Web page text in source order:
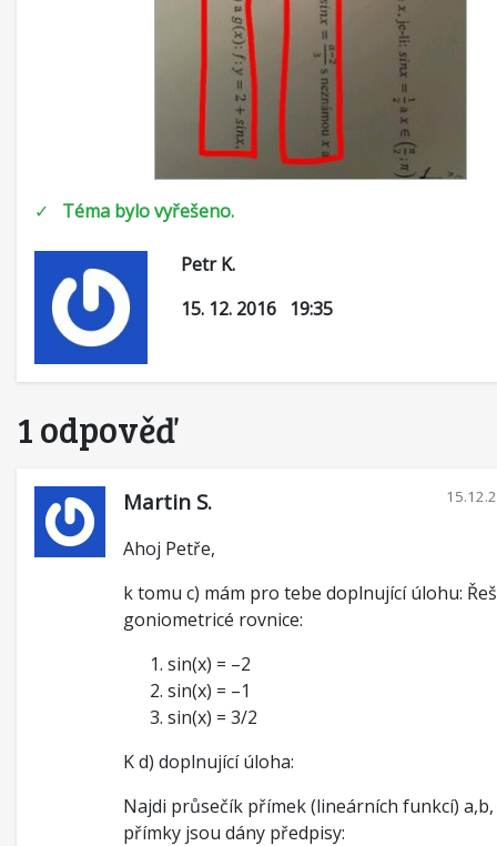
✓ Téma bylo vyřešeno.
Petr K.
15. 12. 2016 19:35
1 odpověď
Martin S.
Ahoj Petře,
k tomu c) mám pro tebe doplnující úlohu:
goniometricé rovnice:
sin(x) = –2
sin(x) = –1
sin(x) = 3/2
K d) doplnující úloha:
Najdi průsečík přímek (lineárních funkcí)
přímky jsou dány předpisy: